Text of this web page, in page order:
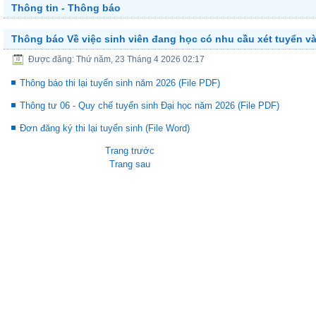
Thông tin - Thông báo
Thông báo Về việc sinh viên đang học có nhu cầu xét tuyển
Được đăng: Thứ năm, 23 Tháng 4 2026 02:17
Thông báo thi lại tuyển sinh năm 2026 (File PDF)
Thông tư 06 - Quy chế tuyển sinh Đại học năm 2026 (File PDF)
Đơn đăng ký thi lại tuyển sinh (File Word)
Trang trước
Trang sau